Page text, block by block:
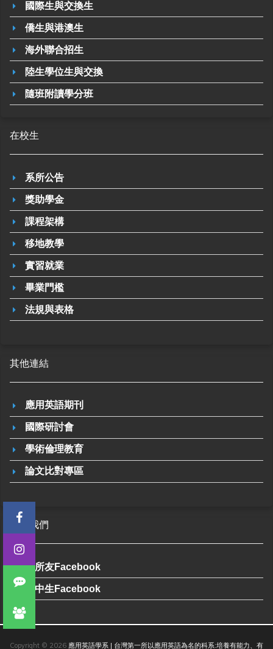
國際生與交換生
僑生與港澳生
海外聯合招生
陸生學位生與交換
隨班附讀學分班
在校生
系所公告
獎助學金
課程架構
移地教學
實習就業
畢業門檻
法規與表格
其他連結
應用英語期刊
國際研討會
學術倫理教育
論文比對專區
加入我們
系所友Facebook
高中生Facebook
Copyright © 2026 應用英語學系 | 台灣第一所以應用英語為名的科系:培養有能力、有